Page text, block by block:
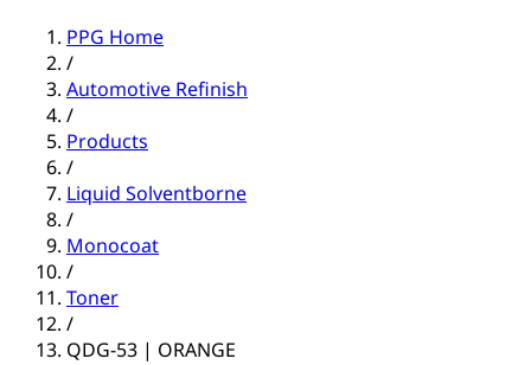
PPG Home
/
Automotive Refinish
/
Products
/
Liquid Solventborne
/
Monocoat
/
Toner
/
QDG-53 | ORANGE